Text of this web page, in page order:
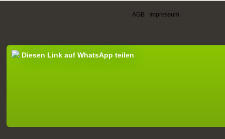
AGB Impressum
Diesen Link auf WhatsApp teilen